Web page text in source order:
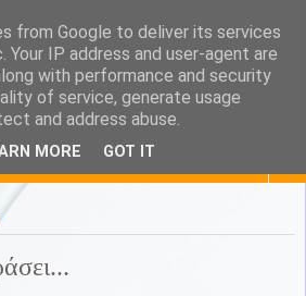
you...tea
from Google to deliver its services
Your IP address and user-agent are
with performance and security
of service, generate usage
and address abuse.
MORE GOT IT